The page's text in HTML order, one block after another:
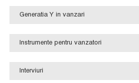
Generatia Y in vanzari
Instrumente pentru vanzatori
Interviuri